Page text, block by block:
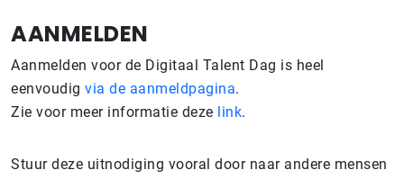
AANMELDEN
Aanmelden voor de Digitaal Talent Dag is heel
eenvoudig via de aanmeldpagina.
Zie voor meer informatie deze link.
Stuur deze uitnodiging vooral door naar andere mensen